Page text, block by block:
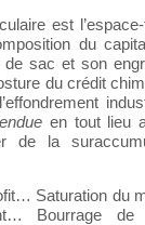
est
du
sac et son
du crédit
en tout lieu
de la
Saturation du
Bourrage de